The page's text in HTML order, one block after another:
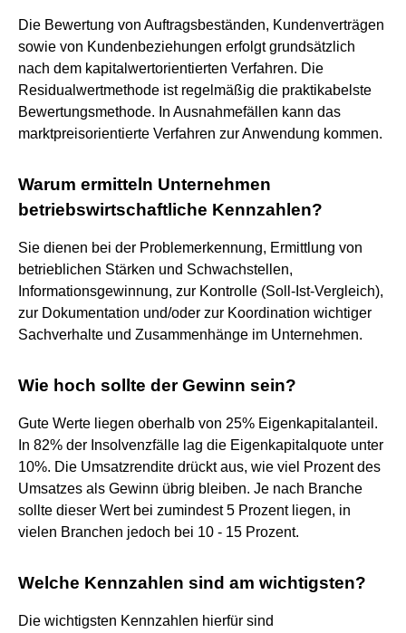
Die Bewertung von Auftragsbeständen, Kundenverträgen
sowie von Kundenbeziehungen erfolgt grundsätzlich
nach dem kapitalwertorientierten Verfahren. Die
Residualwertmethode ist regelmäßig die praktikabelste
Bewertungsmethode. In Ausnahmefällen kann das
marktpreisorientierte Verfahren zur Anwendung kommen.
Warum ermitteln Unternehmen
betriebswirtschaftliche Kennzahlen?
Sie dienen bei der Problemerkennung, Ermittlung von
betrieblichen Stärken und Schwachstellen,
Informationsgewinnung, zur Kontrolle (Soll-Ist-Vergleich),
zur Dokumentation und/oder zur Koordination wichtiger
Sachverhalte und Zusammenhänge im Unternehmen.
Wie hoch sollte der Gewinn sein?
Gute Werte liegen oberhalb von 25% Eigenkapitalanteil.
In 82% der Insolvenzfälle lag die Eigenkapitalquote unter
10%. Die Umsatzrendite drückt aus, wie viel Prozent des
Umsatzes als Gewinn übrig bleiben. Je nach Branche
sollte dieser Wert bei zumindest 5 Prozent liegen, in
vielen Branchen jedoch bei 10 - 15 Prozent.
Welche Kennzahlen sind am wichtigsten?
Die wichtigsten Kennzahlen hierfür sind